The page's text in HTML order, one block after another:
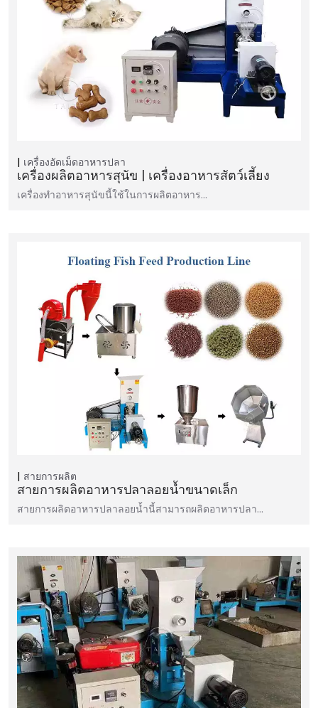
เครื่องอัดเม็ดอาหารปลา
เครื่องผลิตอาหารสุนัข | เครื่องอาหารสัตว์เลี้ยง
เครื่องทำอาหารสุนัขนี้ใช้ในการผลิตอาหาร...
สายการผลิต
สายการผลิตอาหารปลาลอยน้ำขนาดเล็ก
สายการผลิตอาหารปลาลอยน้ำนี้สามารถผลิตอาหารปลา...